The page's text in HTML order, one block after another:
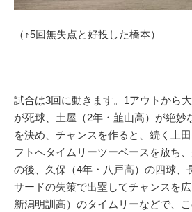
（↑5回無失点と好投した橋本）
試合は3回に動きます。1アウトから
が死球、土屋（2年・韮山高）が絶妙
を決め、チャンスを作ると、続く上
フトへタイムリーツーベースを放ち
の後、久保（4年・八戸高）の四球、
サードの失策で出塁してチャンスを
新潟明訓高）のタイムリーなどで、